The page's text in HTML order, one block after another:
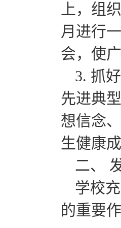
上，组
月进行
会，使
3. 抓
先进典
想信念
生健康
二、
学校
的重要